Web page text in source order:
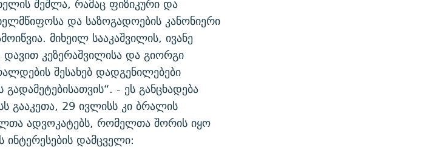
შეშლა, რამაც ფიზიკური და
და საზოგადოების კანონიერი
მიხეილ სააკაშვილის, ივანე
კეზერაშვილისა და გიორგი
შესახებ დადგენილებები
- ეს განცხადება
გააკეთა, 29 ივლისს კი ბრალის
ადვოკატებს, რომელთა შორის იყო
ინტერესების დამცველი: